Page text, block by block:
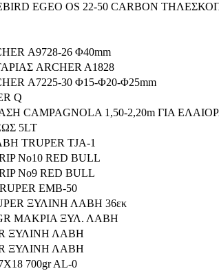
EGEO OS 22-50 CARBON
Α9728-26 Φ40mm
ARCHER A1828
Α7225-30 Φ15-Φ20-Φ25mm
Q
CAMPAGNOLA 1,50-2,20m ΓΙΑ
5LT
TRUPER TJA-1
No10 RED BULL
No9 RED BULL
EMB-50
ΞΥΛΙΝΗ ΛΑΒΗ 36εκ
ΜΑΚΡΙΑ ΞΥΛ. ΛΑΒΗ
ΞΥΛΙΝΗ ΛΑΒΗ
ΞΥΛΙΝΗ ΛΑΒΗ
700gr AL-0